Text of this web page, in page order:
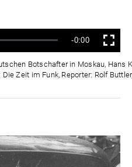
Verbleibende
Zeit
-0:00 Vollbild
Botschafter in Moskau, Hans
Zeit im Funk, Reporter: Rolf